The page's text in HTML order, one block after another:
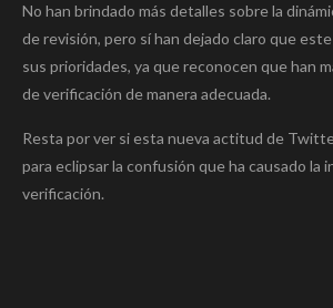
No han brindado más detalles sobre la
de revisión, pero sí han dejado claro que
sus prioridades, ya que reconocen que han
de verificación de manera adecuada.
Resta por ver si esta nueva actitud de
para eclipsar la confusión que ha causado la
verificación.